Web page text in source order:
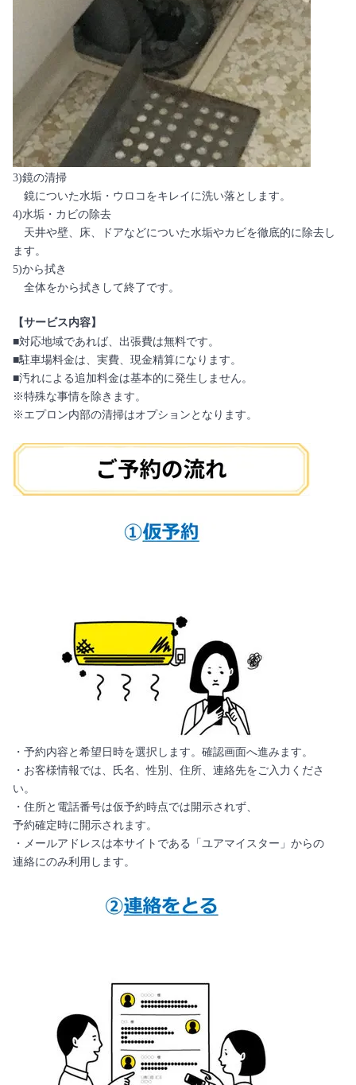
3)鏡の清掃
鏡についた水垢・ウロコをキレイに洗い落とします。
4)水垢・カビの除去
天井や壁、床、ドアなどについた水垢やカビを徹底的に除去し
ます。
5)から拭き
全体をから拭きして終了です。
【サービス内容】
■対応地域であれば、出張費は無料です。
■駐車場料金は、実費、現金精算になります。
■汚れによる追加料金は基本的に発生しません。
※特殊な事情を除きます。
※エプロン内部の清掃はオプションとなります。
・予約内容と希望日時を選択します。確認画面へ進みます。
・お客様情報では、氏名、性別、住所、連絡先をご入力くださ
い。
・住所と電話番号は仮予約時点では開示されず、
予約確定時に開示されます。
・メールアドレスは本サイトである「ユアマイスター」からの
連絡にのみ利用します。